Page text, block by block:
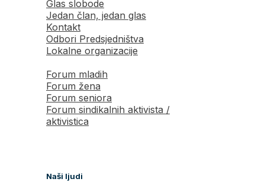
Glas slobode
Jedan član, jedan glas
Kontakt
Odbori Predsjedništva
Lokalne organizacije
Forum mladih
Forum žena
Forum seniora
Forum sindikalnih aktivista /
aktivistica
Naši ljudi